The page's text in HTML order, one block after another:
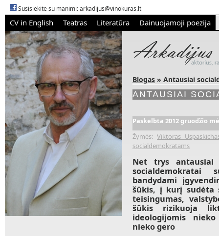
Susisiekite su manimi:arkadijus@vinokuras.lt
CV in English Teatras Literatūra Dainuojamoji poezija
Blogas » Antausiai
ANTAUSIAI
Paskelbta 2012 gruodžio
Žymės:Viktoras
socialdemokratams
Net trys
bandydami
šūkis, į kurį sudėta
teisingumas,
šūkis rizikuoja
ideologijomis
nieko gero